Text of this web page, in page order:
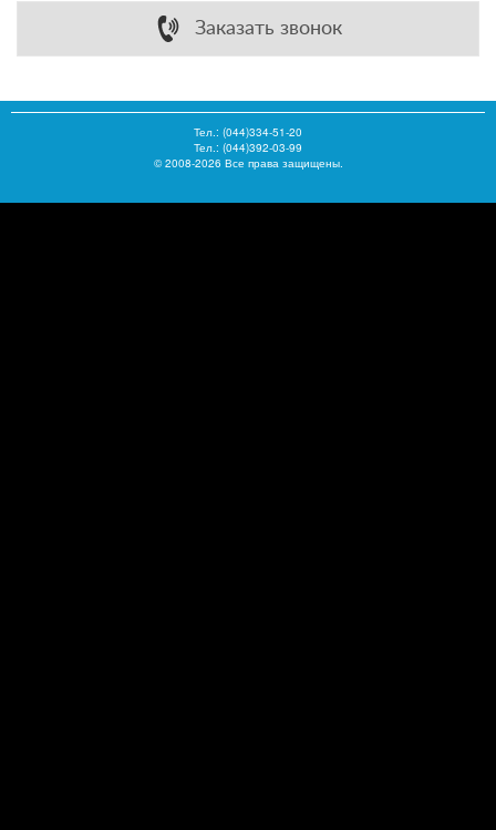
Заказать звонок
Тел.: (044)334-51-20
Тел.: (044)392-03-99
© 2008-2026 Все права защищены.